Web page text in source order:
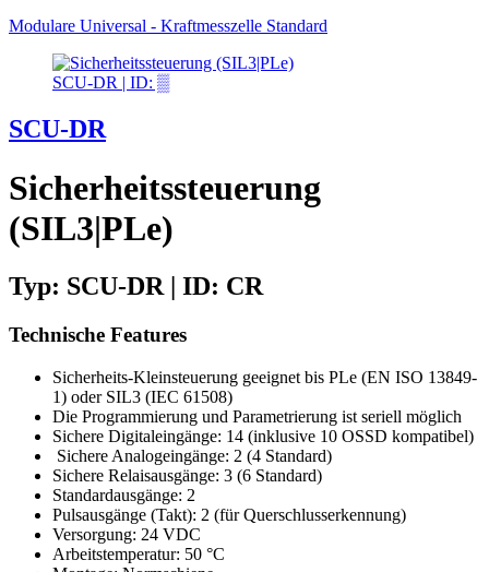
Modulare Universal - Kraftmesszelle Standard
SCU-DR | ID: ▒
SCU-DR
Sicherheitssteuerung
(SIL3|PLe)
Typ: SCU-DR | ID: CR
Technische Features
Sicherheits-Kleinsteuerung geeignet bis PLe (EN ISO 13849-
1) oder SIL3 (IEC 61508)
Die Programmierung und Parametrierung ist seriell möglich
Sichere Digitaleingänge: 14 (inklusive 10 OSSD kompatibel)
Sichere Analogeingänge: 2 (4 Standard)
Sichere Relaisausgänge: 3 (6 Standard)
Standardausgänge: 2
Pulsausgänge (Takt): 2 (für Querschlusserkennung)
Versorgung: 24 VDC
Arbeitstemperatur: 50 °C